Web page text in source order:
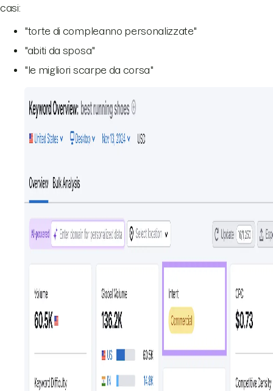
casi:
"torte di compleanno personalizzate"
"abiti da sposa"
"le migliori scarpe da corsa"